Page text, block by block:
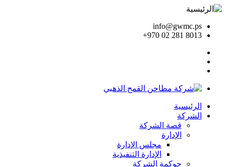
info@gwmc.ps
+970 02 281 8013
الرئيسية
الشركة
قصة الشركة
الإدارة
مجلس الإدارة
الإدارة التنفيذية
حوكمة الشركة